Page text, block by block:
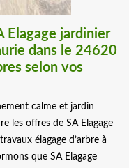
Elagage jardinier
dans le 24620
selon vos
calme et jardin
les offres de SA Elagage
élagage d’arbre à
que SA Elagage